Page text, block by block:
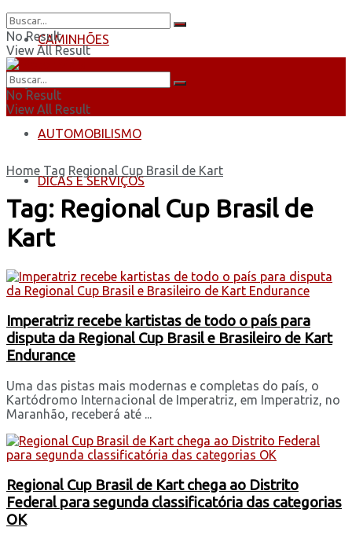
CAMINHÕES
ÔNIBUS
AUTOMOBILISMO
DICAS E SERVIÇOS
No Result
View All Result
No Result
View All Result
Home Tag Regional Cup Brasil de Kart
Tag: Regional Cup Brasil de
Kart
Imperatriz recebe kartistas de todo o país para
disputa da Regional Cup Brasil e Brasileiro de Kart
Endurance
Uma das pistas mais modernas e completas do país, o
Kartódromo Internacional de Imperatriz, em Imperatriz, no
Maranhão, receberá até ...
Regional Cup Brasil de Kart chega ao Distrito
Federal para segunda classificatória das categorias
OK